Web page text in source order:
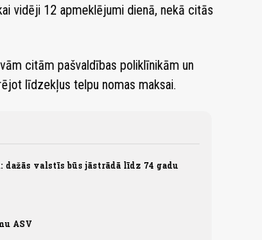
vidēji 12 apmeklējumi dienā, nekā citās
citām pašvaldības poliklīnikām un
līdzekļus telpu nomas maksai.
dažās valstīs būs jāstrādā līdz 74 gadu
ASV